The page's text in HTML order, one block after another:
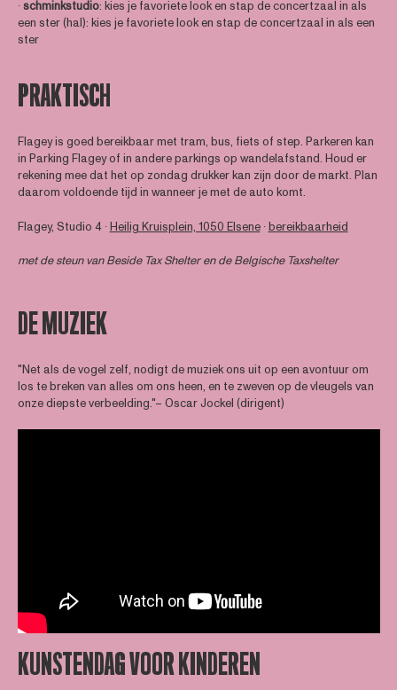
∙schminkstudio: kies je favoriete look en stap de concertzaal in als
een ster (hal): kies je favoriete look en stap de concertzaal in als een
ster
PRAKTISCH
Flagey is goed bereikbaar met tram, bus, fiets of step. Parkeren kan
in Parking Flagey of in andere parkings op wandelafstand. Houd er
rekening mee dat het op zondag drukker kan zijn door de markt. Plan
daarom voldoende tijd in wanneer je met de auto komt.
Flagey, Studio 4 ∙Heilig Kruisplein, 1050 Elsene∙bereikbaarheid
met de steun vanBeside Tax Shelteren de Belgische Taxshelter
DE MUZIEK
"Net als de vogel zelf, nodigt de muziek ons uit op een avontuur om
los te breken van alles om ons heen, en te zweven op de vleugels van
onze diepste verbeelding."– Oscar Jockel (dirigent)
KUNSTENDAG VOOR KINDEREN